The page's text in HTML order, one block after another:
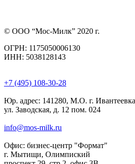
© ООО “Мос-Милк” 2020 г.
ОГРН: 1175050006130
ИНН: 5038128143
+7 (495) 108-30-28
Юр. адрес: 141280, М.О. г.
ул. Заводская, д. 12 пом. 024
info@mos-milk.ru
Офис: бизнес-центр "Формат"
г. Мытищи, Олимпиский